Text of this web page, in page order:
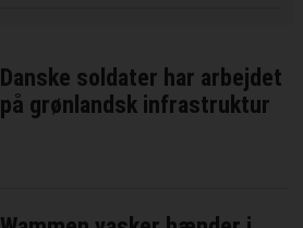
Danske soldater har arbejdet
på grønlandsk infrastruktur